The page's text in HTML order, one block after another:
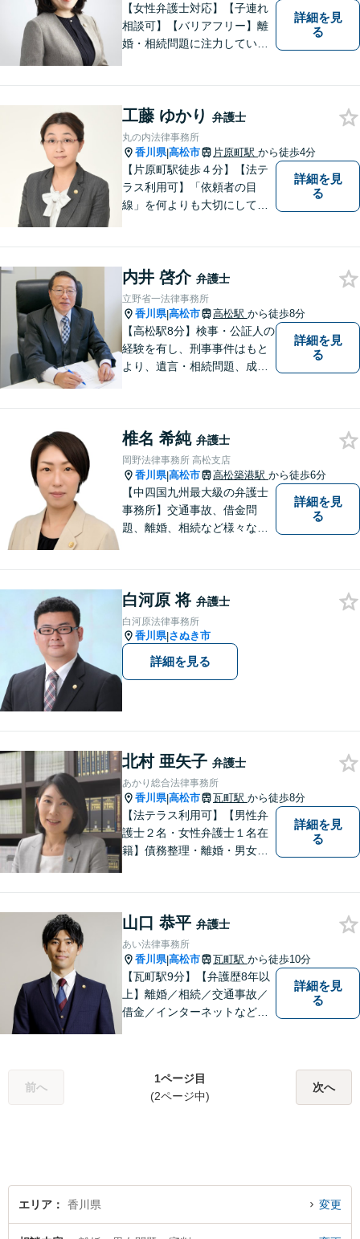
【女性弁護士対応】【子連れ
相談可】【バリアフリー】離
婚・相続問題に注力していま
詳細を見
る
工藤 ゆかり 弁護士
丸の内法律事務所
香川県|高松市 片原町駅 から徒歩4分
【片原町駅徒歩４分】【法テ
ラス利用可】「依頼者の目
線」を何よりも大切にしてい
頂ける事件解決を目指して参
ります。【当日／夜間／休日
対応可】お気軽にご相談くだ
さい。
詳細を見
る
内井 啓介 弁護士
立野省一法律事務所
香川県|高松市 高松駅 から徒歩8分
【高松駅8分】検事・公証人の
経験を有し、刑事事件はもと
より、遺言・相続問題、成年
扱うほか、一般民事事件も取
り扱っております。
詳細を見
る
椎名 希純 弁護士
岡野法律事務所 高松支店
香川県|高松市 高松築港駅 から徒歩6分
【中四国九州最大級の弁護士
事務所】交通事故、借金問
題、離婚、相続など様々な問
い！
詳細を見
る
白河原 将 弁護士
白河原法律事務所
香川県|さぬき市
詳細を見る
北村 亜矢子 弁護士
あかり総合法律事務所
香川県|高松市 瓦町駅 から徒歩8分
【法テラス利用可】【男性弁
護士２名・女性弁護士１名在
籍】債務整理・離婚・男女問
明を心がけています。早期解
決のため、まずはお気軽にご
相談ください。
詳細を見
る
山口 恭平 弁護士
あい法律事務所
香川県|高松市 瓦町駅 から徒歩10分
【瓦町駅9分】【弁護歴8年以
上】離婚／相続／交通事故／
借金／インターネットなど幅
皆様にとって最善の解決を模
索します。まずはお気軽にご
詳細を見
る
前へ
1ページ目
(2ページ中)
次へ
エリア 香川県 変更